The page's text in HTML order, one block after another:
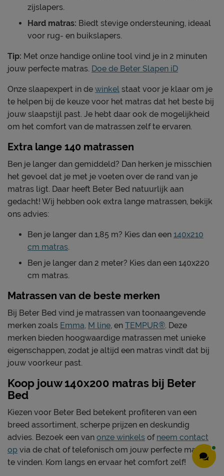
zijslapers.
Hard matras: Biedt stevige ondersteuning, ideaal
voor rug- en buikslapers.
Tip: Met onze handige online tool vind je in 2 minuten
jouw perfecte matras. Doe de Beter Slapen iD
Onze slaapexpert in de winkel staat voor je klaar om je
te helpen bij de keuze voor het matras dat het beste bij
jouw slaapstijl past. Je hebt daar ook de mogelijkheid
om het comfort van de matrassen zelf te ervaren.
Extra lange 140 matrassen
Ben je langer dan gemiddeld? Dan herken je misschien
het gevoel dat je met je voeten over de rand van je
matras ligt. Daar heeft Beter Bed natuurlijk aan
gedacht! Wij hebben ook extra lange matrassen, bekijk
ons advies:
Ben je langer dan 1,85 m? Kies dan een 140x210
cm matras.
Ben je langer dan 2 meter? Kies dan een 140x220
cm matras.
Matrassen van de beste merken
Bij Beter Bed vind je matrassen van toonaangevende
merken zoals Emma, M line, en TEMPUR®. Deze
merken bieden hoogwaardige matrassen met unieke
eigenschappen, zodat je altijd een matras vindt dat bij
jouw voorkeur past.
Koop jouw 140x200 matras bij Beter
Bed
Kiezen voor Beter Bed betekent profiteren van een
breed assortiment, scherpe prijzen en deskundig
advies. Bezoek een van onze winkels of neem contact
op via de chat of telefonisch om jouw perfecte matras
te vinden. Kom langs en ervaar het comfort zelf!